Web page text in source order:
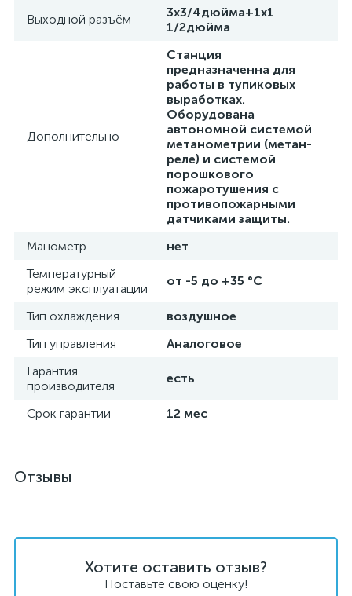
Выходной разъём
3х3/4дюйма+1х1
1/2дюйма
Дополнительно
Станция
предназначенна для
работы в тупиковых
выработках.
Оборудована
автономной системой
метанометрии (метан-
реле) и системой
порошкового
пожаротушения с
противопожарными
датчиками защиты.
Манометр
нет
Температурный
режим эксплуатации
от -5 до +35 °C
Тип охлаждения
воздушное
Тип управления
Аналоговое
Гарантия
производителя
есть
Срок гарантии 12 мес
Отзывы
Хотите оставить отзыв?
Поставьте свою оценку!